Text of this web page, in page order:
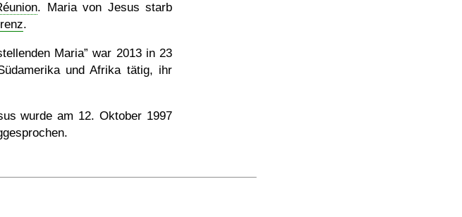
. Maria von Jesus starb
.
Maria
war 2013 in 23
und Afrika tätig, ihr
wurde am 12. Oktober 1997